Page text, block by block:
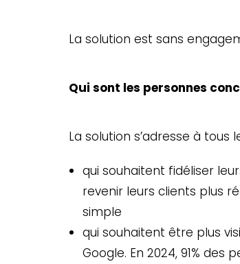
La solution est sans
Qui sont les personnes
La solution s’adresse à tous
qui souhaitent fidéliser
revenir leurs clients plus
simple
qui souhaitent être plus
Google. En 2024, 91%